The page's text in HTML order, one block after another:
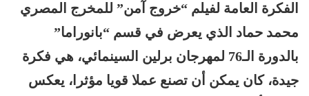
الفكرة العامة لفيلم “خروج آمن” للمخرج المصري
محمد حماد الذي يعرض في قسم “بانوراما”
بالدورة الـ76 لمهرجان برلين السينمائي، هي فكرة
جيدة، كان يمكن أن تصنع عملا قويا مؤثرا، يعكس